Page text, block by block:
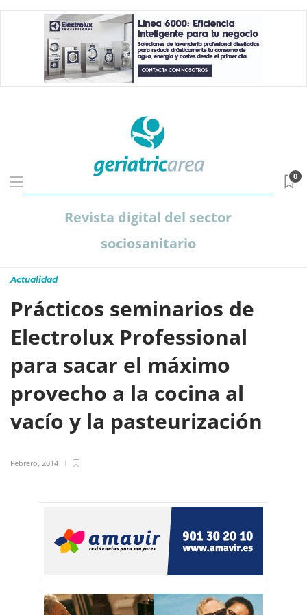
Revista digital del sector
sociosanitario
0
Actualidad
Prácticos seminarios de
Electrolux Professional
para sacar el máximo
provecho a la cocina al
vacío y la pasteurización
Febrero, 2014